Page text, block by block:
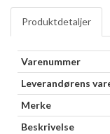
Produktdetaljer
Varenummer
Leverandørens
Merke
Beskrivelse